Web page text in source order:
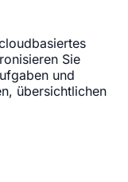
Sie
und
übersichtlichen